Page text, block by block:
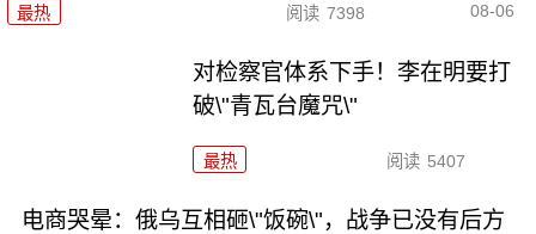
最热 阅读 7398 08-06
对检察官体系下手！李在明要打
破\"青瓦台魔咒\"
最热 阅读 5407
电商哭晕：俄乌互相砸\"饭碗\"，战争已没有后方